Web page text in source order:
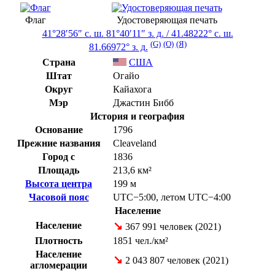
Флаг
Удостоверяющая печать
41°28′56″ с. ш. 81°40′11″ з. д. /41.48222° с. ш.
81.66972° з. д. (G) (O) (Я)
Страна
США
Штат
Огайо
Округ
Кайахога
Мэр
Джастин Бибб
История и география
Основание
1796
Прежние названия
Cleaveland
Город с
1836
Площадь
213,6 км²
Высота центра
199 м
Часовой пояс
UTC−5:00, летом UTC−4:00
Население
Население
↘ 367 991 человек (2021)
Плотность
1851 чел./км²
Население
агломерации
↘ 2 043 807 человек (2021)